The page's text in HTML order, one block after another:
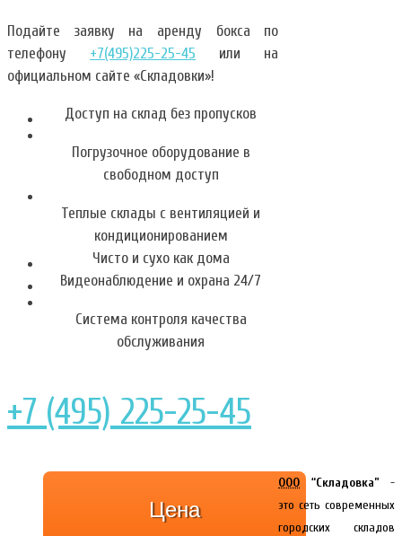
Подайте заявку на аренду бокса по
телефону +7(495)225-25-45 или на
официальном сайте «Складовки»!
Доступ на склад без пропусков
Погрузочное оборудование в
свободном доступ
Теплые склады с вентиляцией и
кондиционированием
Чисто и сухо как дома
Видеонаблюдение и охрана 24/7
Система контроля качества
обслуживания
+7 (495) 225-25-45
Цена
ООО “Складовка” -
это сеть современных
городских складов